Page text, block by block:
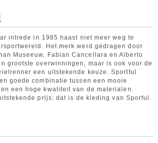
intrede in 1985 haast niet meer weg te
Het merk werd gedragen door
Museeuw, Fabian Cancellara en Alberto
grootste overwinningen, maar is ook voor de
een uitstekende keuze. Sportful
goede combinatie tussen een mooie
een hoge kwaliteit van de materialen.
prijs: dat is de kleding van Sporful.